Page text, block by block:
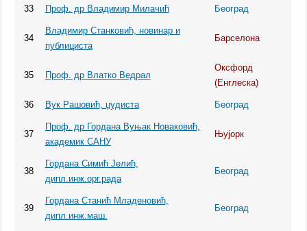
33 Проф. др Владимир Милачић Београд
34
Владимир Станковић, новинар и
публициста
Барселона
35 Проф. др Влатко Ведрал
Оксфорд
(Енглеска)
36 Вук Рашовић, џудиста Београд
37
Проф. др Гордана Вуњак Новаковић,
академик САНУ
Њујорк
38
Гордана Симић Јелић,
дипл.инж.орг.рада
Београд
39
Гордана Станић Младеновић,
дипл.инж.маш.
Београд